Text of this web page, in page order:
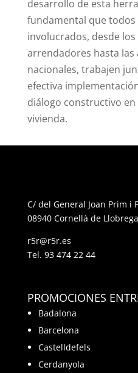
desarrollo de esta
fundamental que todos
involucrados, desde
arrendadores hasta
nacionales, trabajen
efectiva
diálogo constructivo
vivienda.
C/ del General Joan Prim i
08940 Cornellà de
r5r@r5r.es
Tel. 93 474 22 44
PROMOCIONES
Badalona
Barcelona
Castelldefels
Cerdanyola